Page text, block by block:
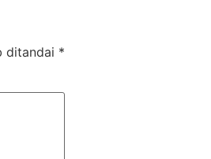
ditandai *